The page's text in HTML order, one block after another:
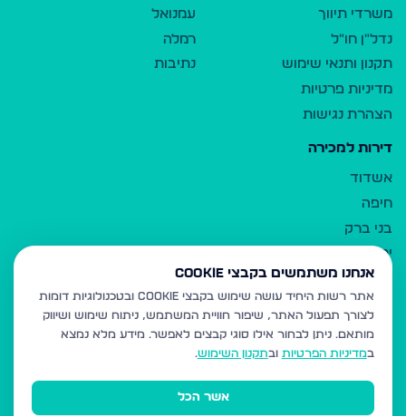
משרדי תיווך
נדל"ן חו"ל
תקנון ותנאי שימוש
מדיניות פרטיות
הצהרת נגישות
עמנואל
רמלה
נתיבות
דירות למכירה
אשדוד
חיפה
בני ברק
ירושלים
אלעד
גבעת זאב
בית שמש
רכסים
מודיעין עילית
אנחנו משתמשים בקבצי Cookie
אתר רשות היחיד עושה שימוש בקבצי Cookie ובטכנולוגיות דומות
לצורך תפעול האתר, שיפור חוויית המשתמש, ניתוח שימוש ושיווק
מותאם. ניתן לבחור אילו סוגי קבצים לאפשר. מידע מלא נמצא
במדיניות הפרטיות ובתקנון השימוש.
אשר הכל